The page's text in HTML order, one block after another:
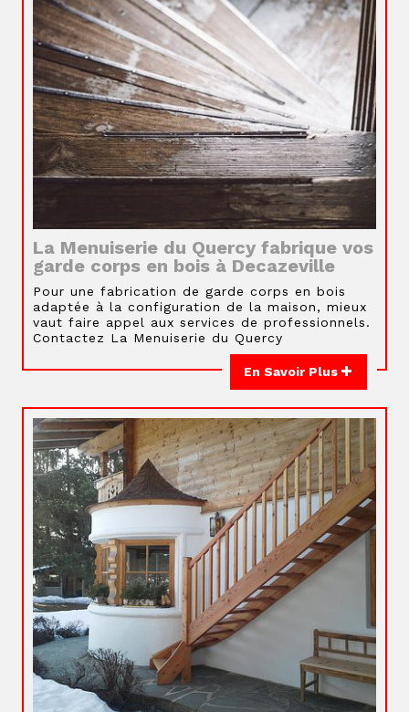
La Menuiserie du Quercy fabrique vos
garde corps en bois à Decazeville
Pour une fabrication de garde corps en bois
adaptée à la configuration de la maison, mieux
vaut faire appel aux services de professionnels.
Contactez La Menuiserie du Quercy
En Savoir Plus